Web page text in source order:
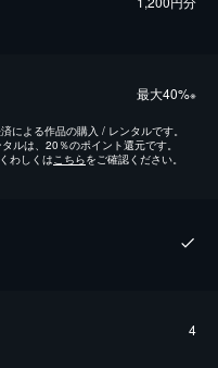
最⼤40%※
による作品の購入 / レンタルです。
ルは、20％のポイント還元です。
わしくはこちらをご確認ください。
4